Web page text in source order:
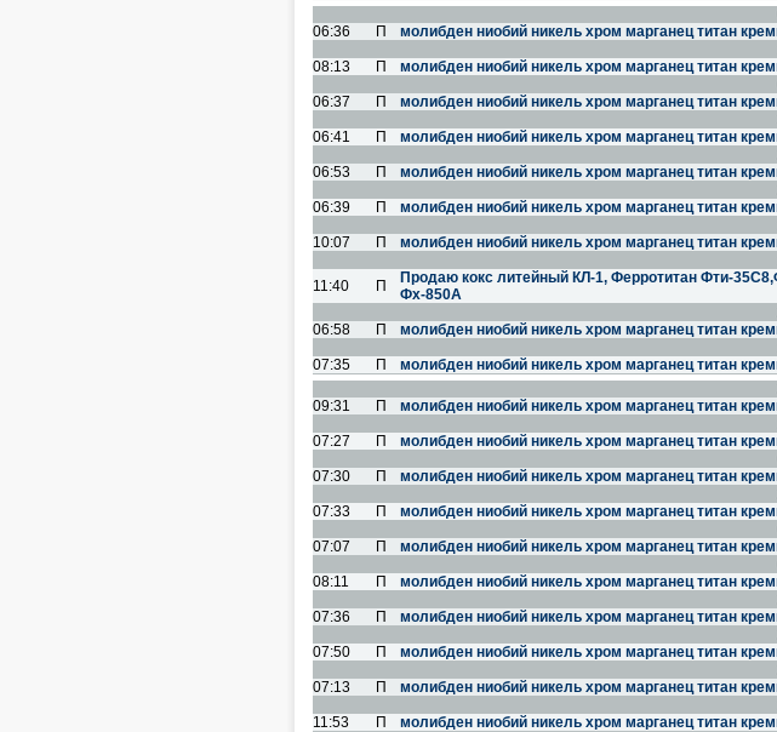
06:36
П молибден ниобий никель хром марганец титан
08:13
П молибден ниобий никель хром марганец титан
06:37
П молибден ниобий никель хром марганец титан
06:41
П молибден ниобий никель хром марганец титан
06:53
П молибден ниобий никель хром марганец титан
06:39
П молибден ниобий никель хром марганец титан
10:07
П молибден ниобий никель хром марганец титан
11:40
П
Продаю кокс литейный КЛ-1, Ферротитан Фти-
Фх-850А
06:58
П молибден ниобий никель хром марганец титан
07:35
П молибден ниобий никель хром марганец титан
09:31
П молибден ниобий никель хром марганец титан
07:27
П молибден ниобий никель хром марганец титан
07:30
П молибден ниобий никель хром марганец титан
07:33
П молибден ниобий никель хром марганец титан
07:07
П молибден ниобий никель хром марганец титан
08:11
П молибден ниобий никель хром марганец титан
07:36
П молибден ниобий никель хром марганец титан
07:50
П молибден ниобий никель хром марганец титан
07:13
П молибден ниобий никель хром марганец титан
11:53
П молибден ниобий никель хром марганец титан